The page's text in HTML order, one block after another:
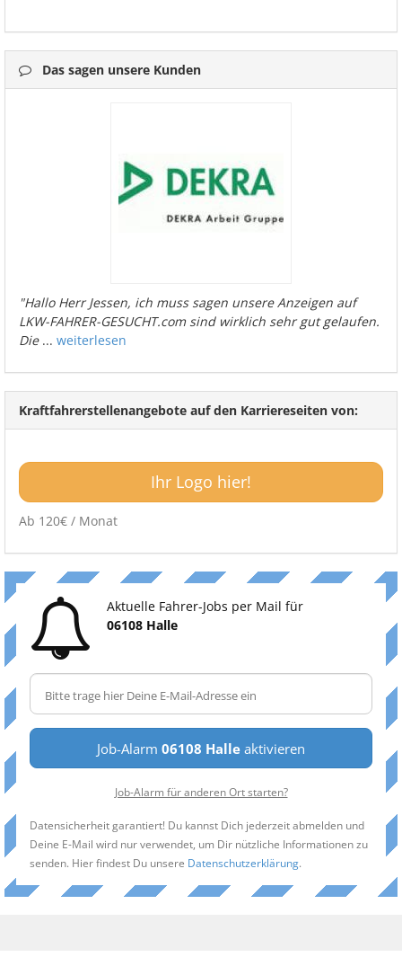
Das sagen unsere Kunden
"Hallo Herr Jessen, ich muss sagen unsere Anzeigen auf
LKW-FAHRER-GESUCHT.com sind wirklich sehr gut gelaufen.
Die... weiterlesen
Kraftfahrerstellenangebote auf den Karriereseiten von:
Ihr Logo hier!
Ab 120€ / Monat
Aktuelle Fahrer-Jobs per Mail für
06108 Halle
Job-Alarm 06108 Halle aktivieren
Job-Alarm für anderen Ort starten?
Datensicherheit garantiert! Du kannst Dich jederzeit abmelden und
Deine E-Mail wird nur verwendet, um Dir nützliche Informationen zu
senden. Hier findest Du unsere Datenschutzerklärung.